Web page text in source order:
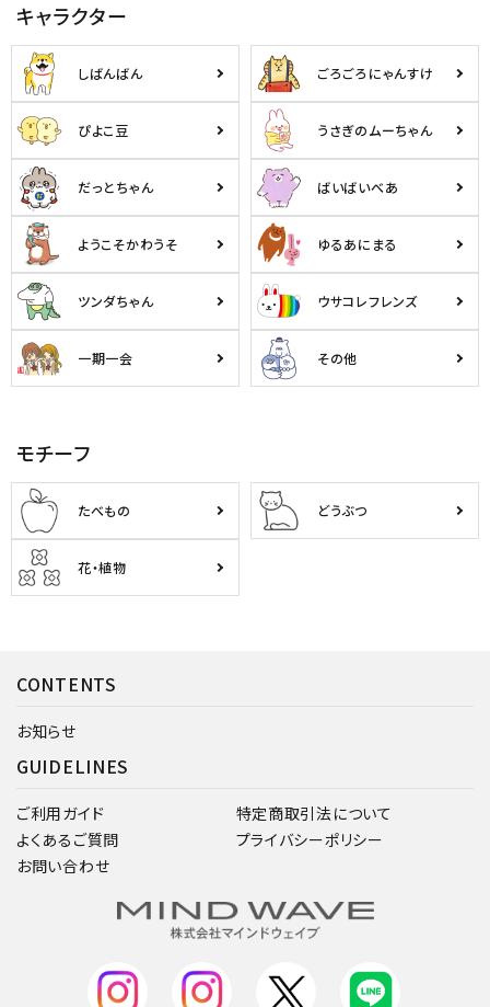
キャラクター
しばんばん ごろごろにゃんすけ
ぴよこ豆 うさぎのムーちゃん
だっとちゃん ばいばいべあ
ようこそかわうそ ゆるあにまる
ツンダちゃん ウサコレフレンズ
一期一会 その他
モチーフ
たべもの どうぶつ
花・植物
CONTENTS
お知らせ
GUIDELINES
ご利用ガイド
よくあるご質問
お問い合わせ
特定商取引法について
プライバシーポリシー